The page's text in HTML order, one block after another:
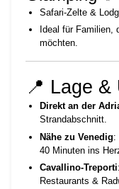
Safari-Zelte &
Ideal für Familien,
möchten.
📍 Lage &
Direkt an der
Strandabschnitt.
Nähe zu Venedig:
40 Minuten ins
Cavallino-Treporti
Restaurants &